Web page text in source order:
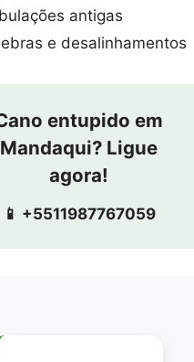
antigas
e desalinhamentos
entupido em
Mandaqui? Ligue
agora!
📱 +5511987767059